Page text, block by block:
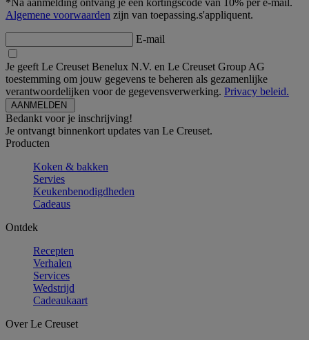
Algemene voorwaarden zijn van toepassing.s'appliquent.
E-mail
Je geeft Le Creuset Benelux N.V. en Le Creuset Group AG
toestemming om jouw gegevens te beheren als gezamenlijke
verantwoordelijken voor de gegevensverwerking. Privacy beleid.
Bedankt voor je inschrijving!
Je ontvangt binnenkort updates van Le Creuset.
Producten
Koken & bakken
Servies
Keukenbenodigdheden
Cadeaus
Ontdek
Recepten
Verhalen
Services
Wedstrijd
Cadeaukaart
Over Le Creuset